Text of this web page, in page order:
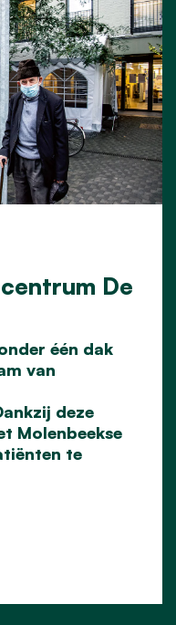
De
één dak
van
deze
Molenbeekse
te